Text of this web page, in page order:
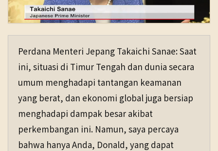
Perdana Menteri Jepang Takaichi Sanae: Saat
ini, situasi di Timur Tengah dan dunia secara
umum menghadapi tantangan keamanan
yang berat, dan ekonomi global juga bersiap
menghadapi dampak besar akibat
perkembangan ini. Namun, saya percaya
bahwa hanya Anda, Donald, yang dapat